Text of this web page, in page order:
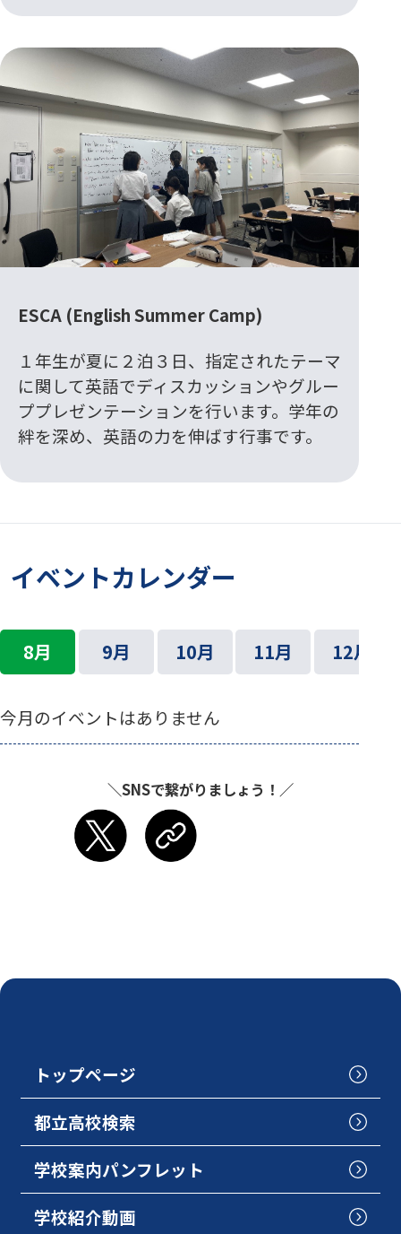
ESCA (English Summer Camp)
１年生が夏に２泊３日、指定されたテーマ
に関して英語でディスカッションやグルー
ププレゼンテーションを行います。学年の
絆を深め、英語の力を伸ばす行事です。
イベントカレンダー
8月 9月 10月 11月 12月
今月のイベントはありません
＼SNSで繋がりましょう！／
トップページ
都立高校検索
学校案内パンフレット
学校紹介動画